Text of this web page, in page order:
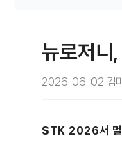
뉴로저니
2026-06-02 김
STK 2026서 멀